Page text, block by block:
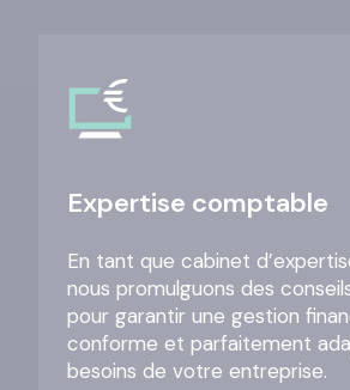
Expertise comptable
En tant que cabinet
nous promulguons des
pour garantir une gestion
conforme et parfaitement
besoins de votre entreprise.